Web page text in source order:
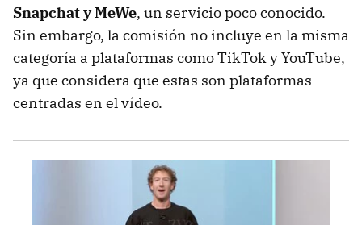
Snapchat y MeWe, un servicio poco conocido.
Sin embargo, la comisión no incluye en la misma
categoría a plataformas como TikTok y YouTube,
ya que considera que estas son plataformas
centradas en el vídeo.